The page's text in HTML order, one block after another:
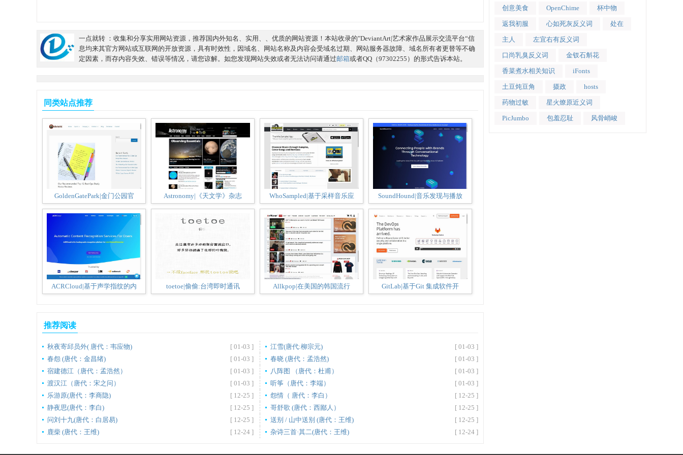
一点就转 ：收集和分享实用网站资源，推荐国内外知名、实用、、优质的网站资源！本站收录的"DeviantArt|艺术家作品展示交流平台“信
息均来其官方网站或互联网的开放资源，具有时效性，因域名、网站名称及内容会受域名过期、网站服务器故障、域名所有者更替等不确
定因素，而存内容失效、错误等情况，请您谅解。如您发现网站失效或者无法访问请通过邮箱或者QQ（97302255）的形式告诉本站。
同类站点推荐
GoldenGatePark|金门公园官 Astronomy|《天文学》杂志 WhoSampled|基于采样音乐应 SoundHound|音乐发现与播放
ACRCloud|基于声学指纹的内 toetoe|偷偷:台湾即时通讯 Allkpop|在美国的韩国流行 GitLab|基于Git 集成软件开
推荐阅读
秋夜寄邱员外( 唐代：韦应物) [ 01-03 ] 江雪(唐代:柳宗元)
[ 01-03 ]
春怨 (唐代：金昌绪)
[ 01-03 ] 春晓 (唐代：孟浩然)
[ 01-03 ]
宿建德江（唐代：孟浩然）
[ 01-03 ] 八阵图 （唐代：杜甫）
[ 01-03 ]
渡汉江（唐代：宋之问）
[ 01-03 ] 听筝（唐代：李端）
[ 01-03 ]
乐游原(唐代：李商隐)
[ 12-25 ] 怨情（ 唐代：李白）
[ 12-25 ]
静夜思(唐代：李白)
[ 12-25 ] 哥舒歌 (唐代：西鄙人）
[ 12-25 ]
问刘十九(唐代：白居易)
[ 12-25 ] 送别 / 山中送别 (唐代：王维)
[ 12-25 ]
鹿柴 (唐代：王维)
[ 12-24 ] 杂诗三首·其二(唐代：王维) [ 12-24 ]
创意美食 OpenChime 杯中物
返我初服 心如死灰反义词 处在
主人 左宜右有反义词
口尚乳臭反义词 金钗石斛花
香菜煮水相关知识 iFonts
土豆炖豆角 摄政 hosts
药物过敏 星火燎原近义词
PicJumbo 包羞忍耻 风骨峭峻